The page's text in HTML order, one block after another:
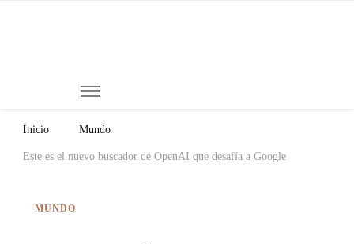
Inicio Mundo
Este es el nuevo buscador de OpenAI que desafía a Google
MUNDO